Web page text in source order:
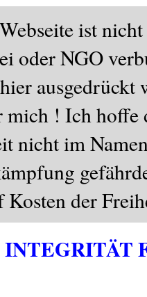
ist
oder NGO
ausgedrückt
! Ich hoffe
nicht im
Kosten der